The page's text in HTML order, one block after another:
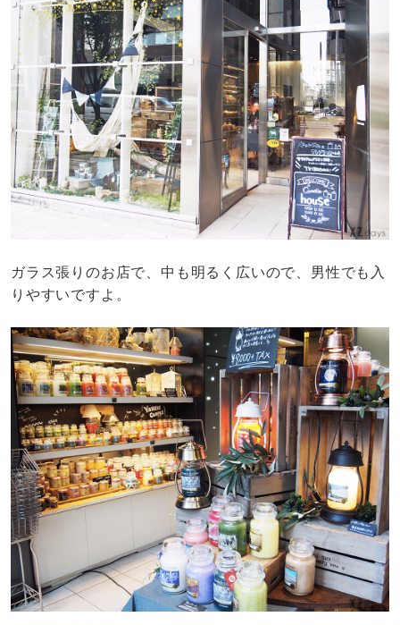
ガラス張りのお店で、中も明るく広いので、男性でも入
りやすいですよ。